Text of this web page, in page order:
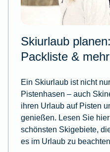
Skiurlaub
Packliste & mehr
Ein Skiurlaub ist nicht
Pistenhasen – auch
ihren Urlaub auf Pisten
genießen. Lesen Sie
schönsten Skigebiete,
es im Urlaub zu